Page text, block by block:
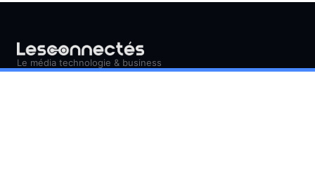
Le média technologie & business